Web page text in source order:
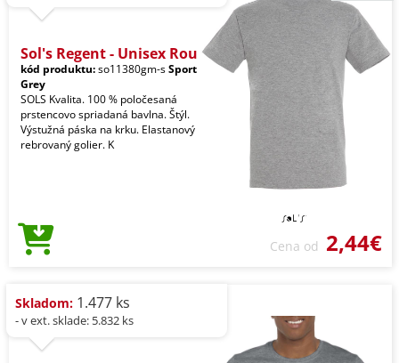
Sol's Regent - Unisex Rou
kód produktu:so11380gm-sSport
Grey
SOLS Kvalita. 100 % poločesaná
prstencovo spriadaná bavlna. Štýl.
Výstužná páska na krku. Elastanový
rebrovaný golier. K
Cena od 2,44€
Skladom: 1.477 ks
- v ext. sklade: 5.832 ks